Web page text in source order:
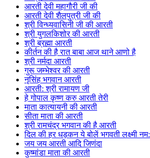
आरती देवी महागौरी जी की
आरती देवी शैलपुत्री जी की
श्री विन्ध्यवासिनी जी की आरती
श्री युगलकिशोर की आरती
श्री ब्रह्मा आरती
कीर्तन की है रात बाबा आज थाने आणो है
श्री नर्मदा आरती
गुरू जम्भेश्वर की आरती
नृसिंह भगवान आरती
आरती: श्री रामायण जी
हे गोपाल कृष्ण करु आरती तेरी
माता कात्यायनी की आरती
सीता माता की आरती
श्री रामचंद्र भगवान की है आरती
दिल की हर धड़कन ये बोलें भगवती लक्ष्मी नम:
जय जय आरती आदि जिणंदा
कुष्मांडा माता की आरती